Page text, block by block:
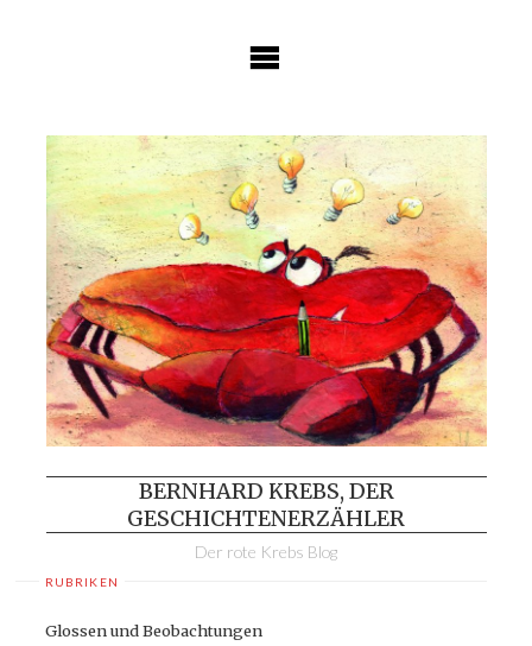
BERNHARD KREBS, DER
GESCHICHTENERZÄHLER
Der rote Krebs Blog
RUBRIKEN
Glossen und Beobachtungen